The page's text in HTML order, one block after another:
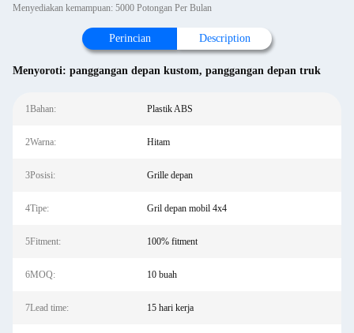
Menyediakan kemampuan: 5000 Potongan Per Bulan
Perincian Description
Menyoroti: panggangan depan kustom, panggangan depan truk
1Bahan: Plastik ABS
2Warna: Hitam
3Posisi: Grille depan
4Tipe: Gril depan mobil 4x4
5Fitment: 100% fitment
6MOQ: 10 buah
7Lead time: 15 hari kerja